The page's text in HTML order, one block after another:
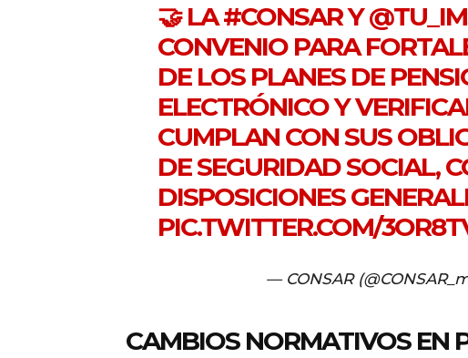
🤝 LA#CONSARY
CONVENIO PARA
DE LOS PLANES DE
ELECTRÓNICO Y
CUMPLAN CON SUS
DE SEGURIDAD SOCIAL,
DISPOSICIONES
PIC.TWITTER.COM/
— CONSAR
CAMBIOS NORMATIVOS EN